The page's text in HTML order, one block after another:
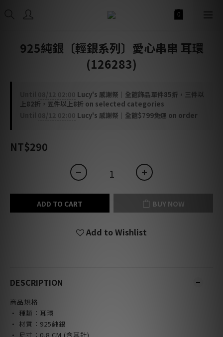
925純銀〔輕銀系列〕愛心串串 耳環
(126283)
08/12 02:00 Lucy's 感謝祭｜全館飾品單件85折，三件以
上82折，五件以上8折 on selected categories
08/12 02:00 Lucy's 感謝祭｜全館$799免運 on order
NT$290
ADD TO CART BUY NOW
Add to Wishlist
DESCRIPTION
商品規格
· 種類：耳環
· 材質：925純銀
· 尺寸：0.8 CM (含耳針)